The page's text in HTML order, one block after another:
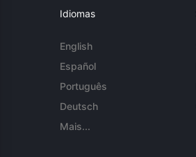
Idiomas
English
Español
Português
Deutsch
Mais...